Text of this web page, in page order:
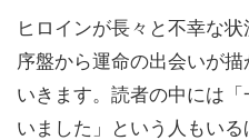
ヒロインが長々と不幸な状
序盤から運命の出会いが
いきます。読者の中には
いました」という人もい